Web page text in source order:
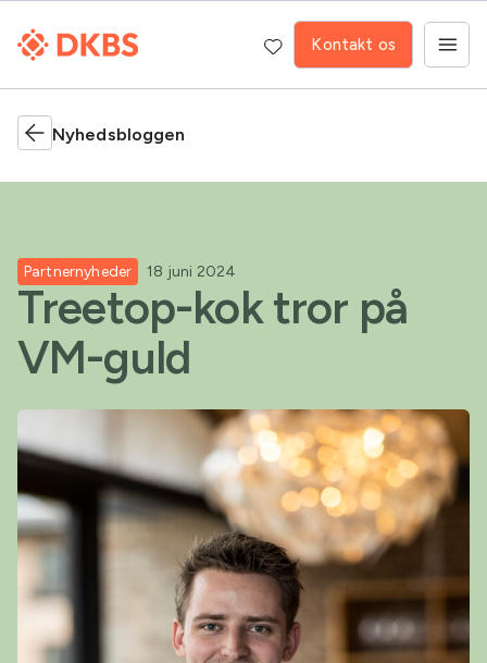
Kontakt os
Nyhedsbloggen
Partnernyheder 18 juni 2024
Treetop-kok tror på
VM-guld